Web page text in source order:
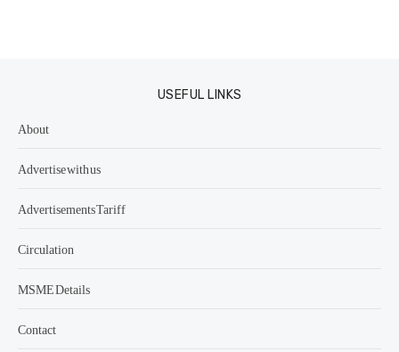
USEFUL LINKS
About
Advertise with us
Advertisements Tariff
Circulation
MSME Details
Contact